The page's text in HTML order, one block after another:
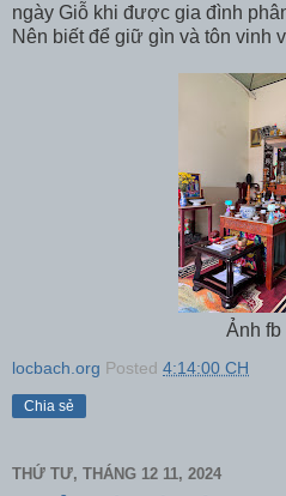
ngày Giỗ khi được gia đình
Nên biết để giữ gìn và tôn vinh
Ảnh fb
locbach.org Posted 4:14:00 CH
Chia sẻ
THỨ TƯ, THÁNG 12 11, 2024